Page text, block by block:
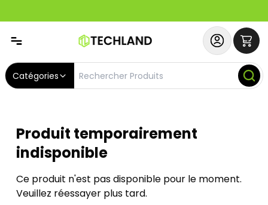
Catégories
Produit temporairement
indisponible
Ce produit n'est pas disponible pour le moment.
Veuillez réessayer plus tard.